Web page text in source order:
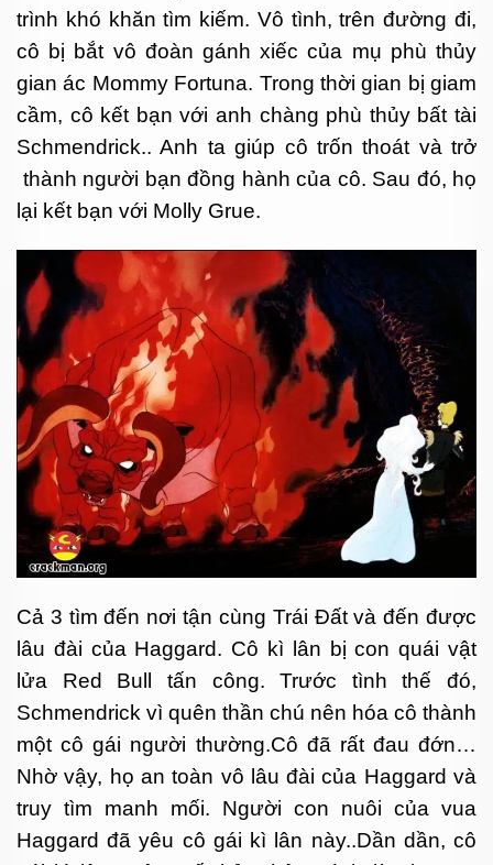
trình khó khăn tìm kiếm. Vô tình, trên đường đi,
cô bị bắt vô đoàn gánh xiếc của mụ phù thủy
gian ác Mommy Fortuna. Trong thời gian bị giam
cầm, cô kết bạn với anh chàng phù thủy bất tài
Schmendrick.. Anh ta giúp cô trốn thoát và trở
thành người bạn đồng hành của cô. Sau đó, họ
lại kết bạn với Molly Grue.
Cả 3 tìm đến nơi tận cùng Trái Đất và đến được
lâu đài của Haggard. Cô kì lân bị con quái vật
lửa Red Bull tấn công. Trước tình thế đó,
Schmendrick vì quên thần chú nên hóa cô thành
một cô gái người thường.Cô đã rất đau đớn…
Nhờ vậy, họ an toàn vô lâu đài của Haggard và
truy tìm manh mối. Người con nuôi của vua
Haggard đã yêu cô gái kì lân này..Dần dần, cô